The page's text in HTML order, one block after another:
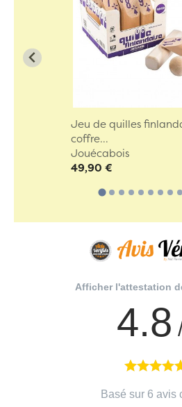
Jeu de quilles
coffre...
Jouécabois
49,90 €
Afficher l'attestation
4.8
Basé sur 6 avis